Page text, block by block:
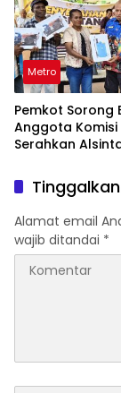
Metro
Pemkot Sorong
Anggota Komisi
Serahkan
Alamat email
wajib ditandai *